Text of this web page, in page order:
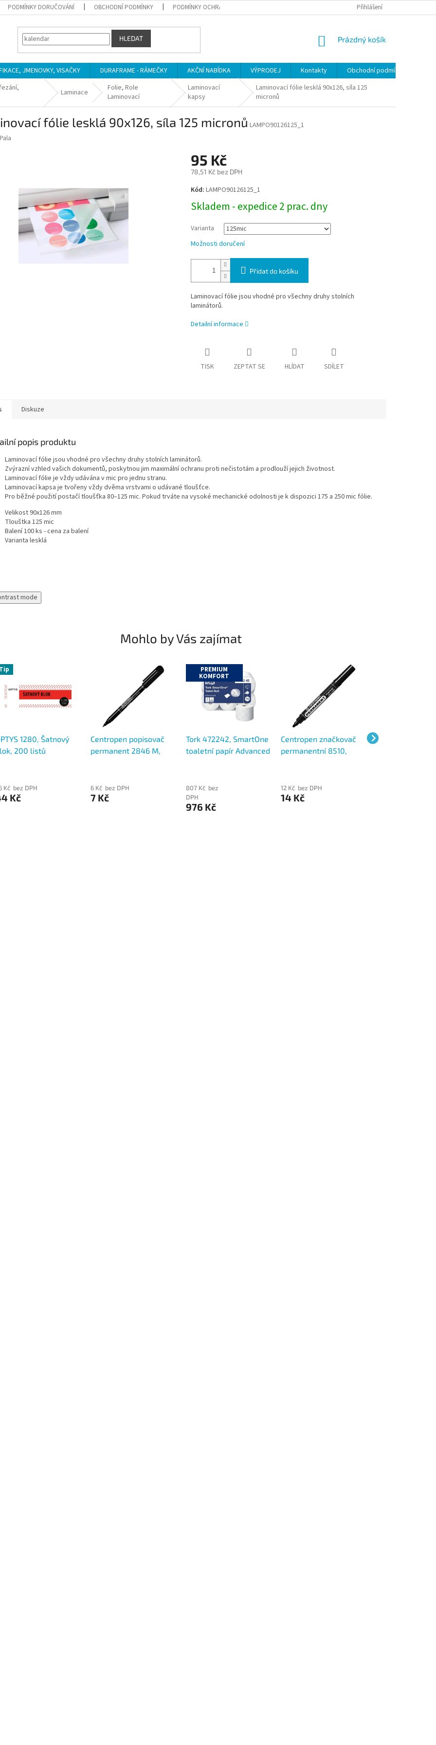
PODMÍNKY DORUČOVÁNÍ OBCHODNÍ PODMÍNKY PODMÍNKY OCHRANY OSOBNÍCH ÚDAJŮ Přihlášení
HLEDAT
NÁKUPNÍ
Prázdný košík
JMENOVKY, VISAČKY DURAFRAME - RÁMEČKY AKČNÍ NABÍDKA VÝPRODEJ Kontakty Obchodní podmínky
Laminace
Folie, Role
Laminovací
Laminovací
kapsy
Laminovací fólie lesklá 90x126, síla 125
micronů
fólie lesklá 90x126, síla 125 micronů LAMPO90126125_1
Pala
95 Kč
78,51 Kč bez DPH
Měrná
cena:
Kód: LAMPO90126125_1
Skladem - expedice 2 prac. dny
Varianta
Možnosti doručení
Přidat do košíku
Laminovací fólie jsou vhodné pro všechny druhy stolních
laminátorů.
Detailní informace
TISK ZEPTAT SE HLÍDAT SDÍLET
Diskuze
popis produktu
Laminovací fólie jsou vhodné pro všechny druhy stolních laminátorů.
Zvýrazní vzhled vašich dokumentů, poskytnou jim maximální ochranu proti nečistotám a prodlouží jejich životnost.
Laminovací fólie je vždy udávána v mic pro jednu stranu.
Laminovací kapsa je tvořeny vždy dvěma vrstvami o udávané tloušťce.
Pro běžné použití postačí tloušťka 80–125 mic. Pokud trváte na vysoké mechanické odolnosti je k dispozici 175 a 250 mic fólie.
Velikost 90x126 mm
Tlouštka 125 mic
Balení 100 ks - cena za balení
Varianta lesklá
mode
Mohlo by Vás zajímat
Tip
1280, Šatnový
200 listů
Kč bez DPH
Kč
Centropen popisovač
permanent 2846 M,
6 Kč bez DPH
7 Kč
PREMIUM
KOMFORT
Tork 472242, SmartOne
toaletní papír Advanced
807 Kč bez
DPH
976 Kč
Centropen značkovač
permanentní 8510,
12 Kč bez DPH
14 Kč
Uni-Ball Eye